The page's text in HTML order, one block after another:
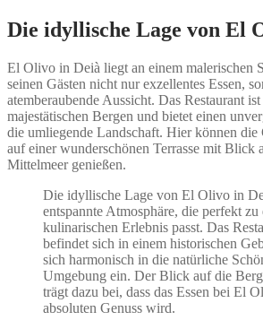
Die idyllische Lage von El
El Olivo in Deià liegt an einem malerischen
seinen Gästen nicht nur exzellentes Essen,
atemberaubende Aussicht. Das Restaurant
majestätischen Bergen und bietet einen
die umliegende Landschaft. Hier können die
auf einer wunderschönen Terrasse mit Blick
Mittelmeer genießen.
Die idyllische Lage von El Olivo in
entspannte Atmosphäre, die perfekt
kulinarischen Erlebnis passt. Das
befindet sich in einem historischen
sich harmonisch in die natürliche
Umgebung ein. Der Blick auf die
trägt dazu bei, dass das Essen bei El
absoluten Genuss wird.